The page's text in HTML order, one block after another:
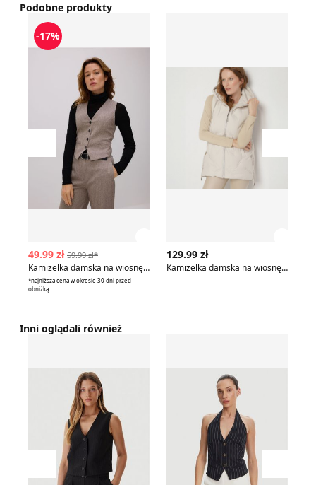
Podobne produkty
Przesuń w lewo
Kamizelka damska na wiosnę casualowa Reserved
-17%
49.99 zł 59.99 zł*
Kamizelka damska na wiosnę casualowa Reserved
*najniższa cena w okresie 30 dni przed
obniżką
129.99 zł
Kamizelka damska na wiosnę casualowa born2be
Inni oglądali również
Przesuń w lewo